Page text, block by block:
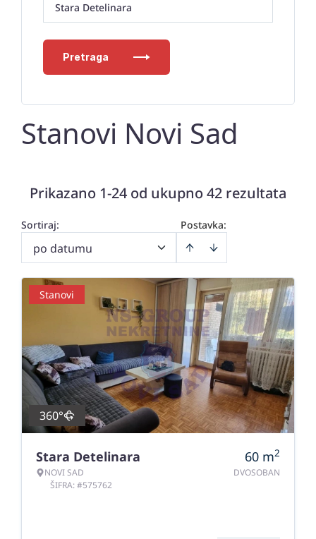
Stara Detelinara
Pretraga
Stanovi Novi Sad
Prikazano 1-24 od ukupno 42 rezultata
Postavka:
Sortiraj:
po datumu
Stanovi
360°
Stara Detelinara
NOVI SAD
ŠIFRA: #575762
60 m2
DVOSOBAN